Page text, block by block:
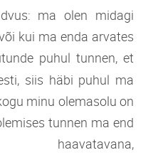
ma olen midagi
kui ma enda arvates
puhul tunnen, et
siis häbi puhul ma
minu olemasolu on
tunnen ma end